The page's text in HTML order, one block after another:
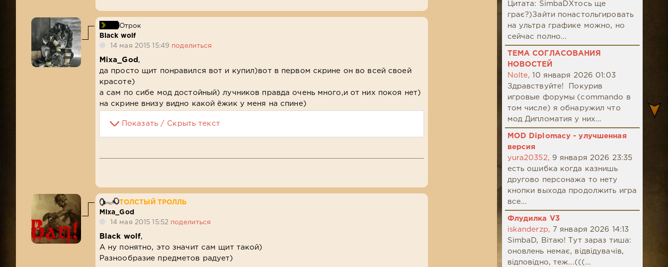
Отрок
Black wolf
14 мая 2015 15:49 поделиться
Mixa_God ,
да просто щит понравился вот и купил)вот в первом скрине он во всей своей
красоте)
а сам по сибе мод достойный) лучников правда очень много,и от них покоя нет)
на скрине внизу видно какой ёжик у меня на спине)
Показать / Скрыть текст
ТОЛСТЫЙ ТРОЛЛЬ
Mixa_God
14 мая 2015 15:52 поделиться
Black wolf,
А ну понятно, это значит сам щит такой)
Разнообразие предметов радует)
Цитата: SimbaDХтось ще
грає?)Зайти понастольгировать
на ультра графике можно, но
сейчас полно...
ТЕМА СОГЛАСОВАНИЯ
НОВОСТЕЙ
Nolte,
10 января 2026 01:03
Здравствуйте! Покурив
игровые форумы (commando в
том числе) я обнаружил что
мод Дипломатия у них...
MOD Diplomacy - улучшенная
версия
yura20352, 9 января 2026 23:35
есть ошибка когда казнишь
другово персонажа то нету
кнопки выхода продолжить игра
все...
Флудилка V3
iskanderzp,
7 января 2026 14:13
SimbaD, Вітаю! Тут зараз тиша:
оновлень немає, відвідувачів,
відповідно, теж...(((...